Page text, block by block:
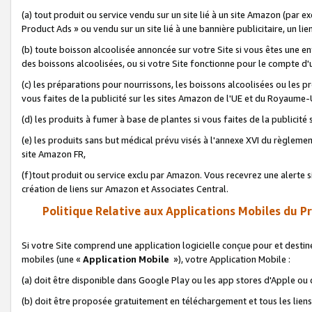
(a) tout produit ou service vendu sur un site lié à un site Amazon (par
Product Ads » ou vendu sur un site lié à une bannière publicitaire, un
(b) toute boisson alcoolisée annoncée sur votre Site si vous êtes une
des boissons alcoolisées, ou si votre Site fonctionne pour le compte
(c) les préparations pour nourrissons, les boissons alcoolisées ou les
vous faites de la publicité sur les sites Amazon de l'UE et du Royaume-
(d) les produits à fumer à base de plantes si vous faites de la publicité
(e) les produits sans but médical prévu visés à l'annexe XVI du
site Amazon FR,
(f)tout produit ou service exclu par Amazon. Vous recevrez une alerte
création de liens sur Amazon et Associates Central.
Politique Relative aux Applications Mobiles du
Si votre Site comprend une application logicielle conçue pour et
mobiles (une « Application Mobile »), votre Application Mobile :
(a) doit être disponible dans Google Play ou les app stores d'Apple ou
(b) doit être proposée gratuitement en téléchargement et tous les